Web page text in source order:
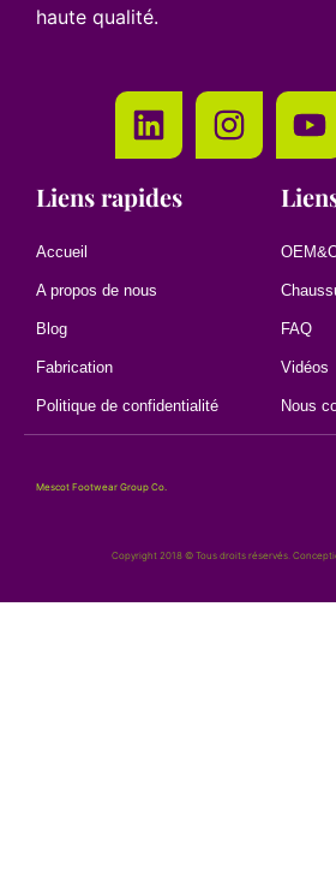
haute qualité.
Liens rapides
Accueil
A propos de nous
Blog
Fabrication
Politique de confidentialité
FAQ
Vidéos
Nous
Mescot Footwear Group Co.
Copyright 2018 © Tous droits réservés.